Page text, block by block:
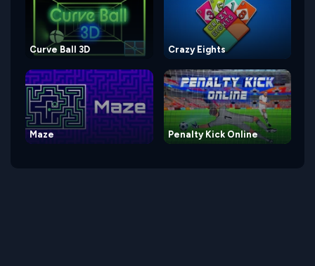
Curve Ball 3D Crazy Eights
Maze Penalty Kick Online